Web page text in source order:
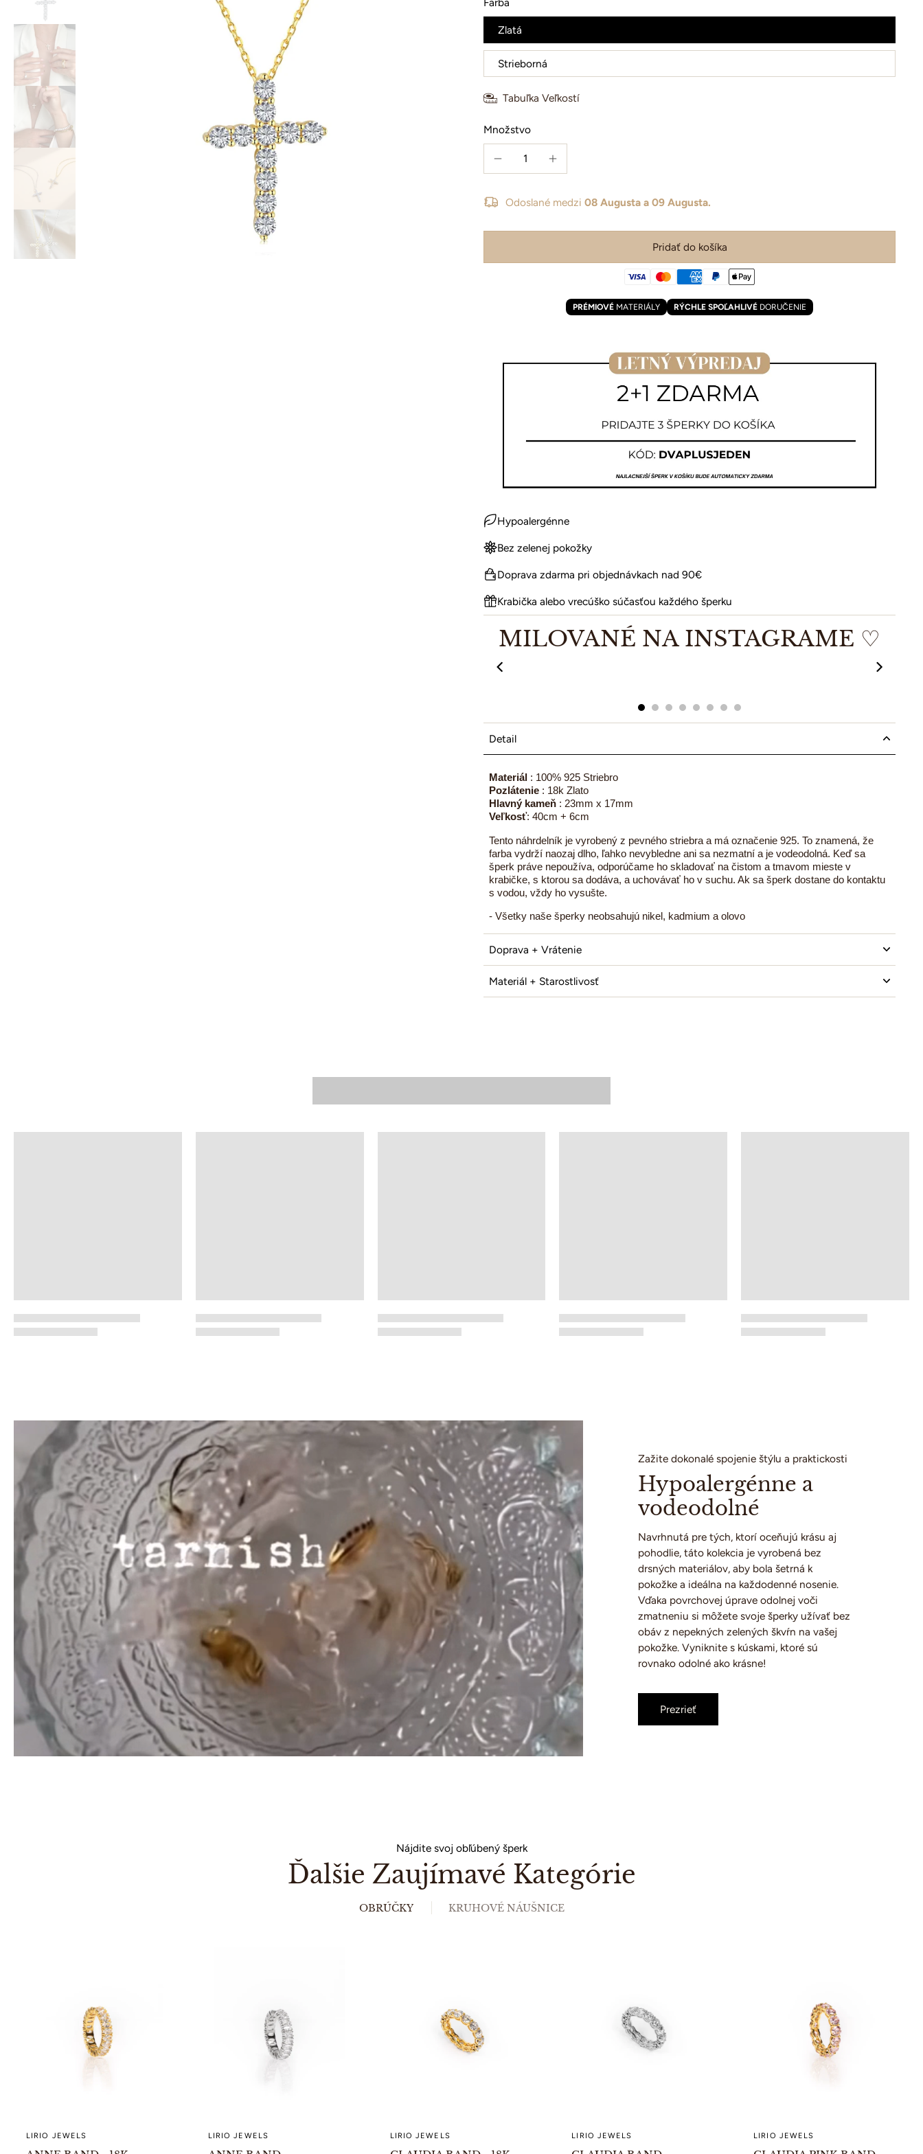
Zlatá
Strieborná
Tabuľka Veľkostí
Množstvo
Odoslané medzi 08 Augusta a 09 Augusta.
Pridať do košíka
PRÉMIOVÉ MATERIÁLY RÝCHLE SPOĽAHLIVÉ DORUČENIE
Hypoalergénne
Bez zelenej pokožky
Doprava zdarma pri objednávkach nad 90€
Krabička alebo vrecúško súčasťou každého šperku
MILOVANÉ NA INSTAGRAME ♡
00:12
Detail
Materiál : 100% 925 Striebro
Pozlátenie : 18k Zlato
Hlavný kameň : 23mm x 17mm
Veľkosť: 40cm + 6cm
Tento náhrdelník je vyrobený z pevného striebra a má označenie 925. To znamená, že
farba vydrží naozaj dlho, ľahko nevybledne ani sa nezmatní a je vodeodolná. Keď sa
šperk práve nepoužíva, odporúčame ho skladovať na čistom a tmavom mieste v
krabičke, s ktorou sa dodáva, a uchovávať ho v suchu. Ak sa šperk dostane do kontaktu
s vodou, vždy ho vysušte.
- Všetky naše šperky neobsahujú nikel, kadmium a olovo
Doprava + Vrátenie
Materiál + Starostlivosť
Zažite dokonalé spojenie štýlu a praktickosti
Hypoalergénne a
vodeodolné
Navrhnutá pre tých, ktorí oceňujú krásu aj
pohodlie, táto kolekcia je vyrobená bez
drsných materiálov, aby bola šetrná k
pokožke a ideálna na každodenné nosenie.
Vďaka povrchovej úprave odolnej voči
zmatneniu si môžete svoje šperky užívať bez
obáv z nepekných zelených škvŕn na vašej
pokožke. Vyniknite s kúskami, ktoré sú
rovnako odolné ako krásne!
Prezrieť
Nájdite svoj obľúbený šperk
Ďalšie Zaujímavé Kategórie
OBRÚČKY KRUHOVÉ NÁUŠNICE
LIRIO JEWELS LIRIO JEWELS LIRIO JEWELS LIRIO JEWELS LIRIO JEWELS